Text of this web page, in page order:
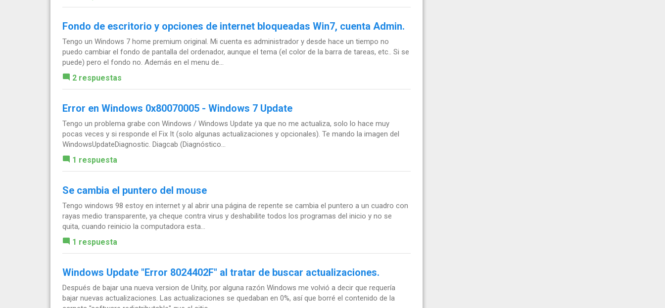
Fondo de escritorio y opciones de internet bloqueadas Win7, cuenta Admin.
Tengo un Windows 7 home premium original. Mi cuenta es administrador y desde hace un tiempo no
puedo cambiar el fondo de pantalla del ordenador, aunque el tema (el color de la barra de tareas, etc.. Si se
puede) pero el fondo no. Además en el menu de...
2 respuestas
Error en Windows 0x80070005 - Windows 7 Update
Tengo un problema grabe con Windows / Windows Update ya que no me actualiza, solo lo hace muy
pocas veces y si responde el Fix It (solo algunas actualizaciones y opcionales). Te mando la imagen del
WindowsUpdateDiagnostic. Diagcab (Diagnóstico...
1 respuesta
Se cambia el puntero del mouse
Tengo windows 98 estoy en internet y al abrir una página de repente se cambia el puntero a un cuadro con
rayas medio transparente, ya cheque contra virus y deshabilite todos los programas del inicio y no se
quita, cuando reinicio la computadora esta...
1 respuesta
Windows Update "Error 8024402F" al tratar de buscar actualizaciones.
Después de bajar una nueva version de Unity, por alguna razón Windows me volvió a decir que requería
bajar nuevas actualizaciones. Las actualizaciones se quedaban en 0%, así que borré el contenido de la